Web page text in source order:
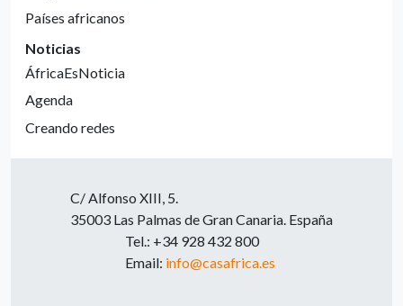
Países africanos
Noticias
ÁfricaEsNoticia
Agenda
Creando redes
C/ Alfonso XIII, 5.
35003 Las Palmas de Gran Canaria. España
Tel.: +34 928 432 800
Email: info@casafrica.es